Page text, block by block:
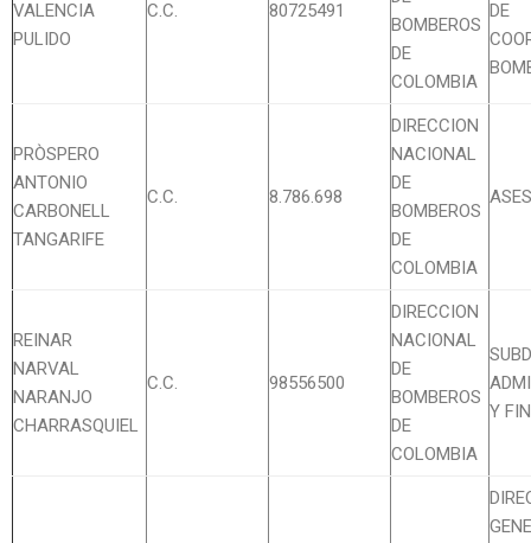
VALENCIA
PULIDO
C.C. 80725491
BOMBEROS
DE
COLOMBIA
DE
PRÒSPERO
ANTONIO
CARBONELL
TANGARIFE
C.C. 8.786.698
DIRECCION
NACIONAL
DE
BOMBEROS
DE
COLOMBIA
REINAR
NARVAL
NARANJO
CHARRASQUIEL
C.C. 98556500
DIRECCION
NACIONAL
DE
BOMBEROS
DE
COLOMBIA
Y